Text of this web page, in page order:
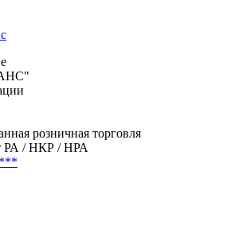
розничная торговля
РА / НКР / НРА
***